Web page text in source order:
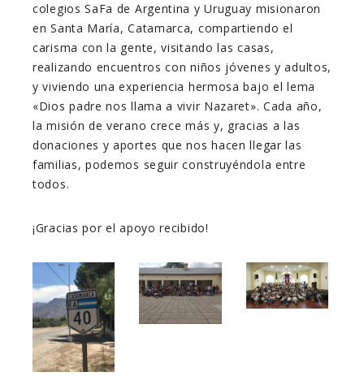
colegios SaFa de Argentina y Uruguay misionaron
en Santa María, Catamarca, compartiendo el
carisma con la gente, visitando las casas,
realizando encuentros con niños jóvenes y adultos,
y viviendo una experiencia hermosa bajo el lema
«Dios padre nos llama a vivir Nazaret». Cada año,
la misión de verano crece más y, gracias a las
donaciones y aportes que nos hacen llegar las
familias, podemos seguir construyéndola entre
todos.
¡Gracias por el apoyo recibido!